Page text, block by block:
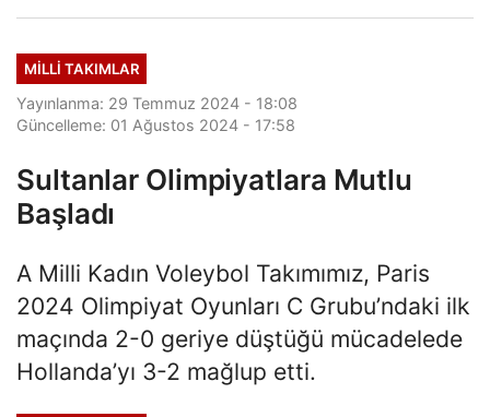
MILLI TAKIMLAR
Yayınlanma: 29 Temmuz 2024 - 18:08
Güncelleme: 01 Ağustos 2024 - 17:58
Sultanlar Olimpiyatlara Mutlu
Başladı
A Milli Kadın Voleybol Takımımız, Paris
2024 Olimpiyat Oyunları C Grubu’ndaki ilk
maçında 2-0 geriye düştüğü mücadelede
Hollanda’yı 3-2 mağlup etti.